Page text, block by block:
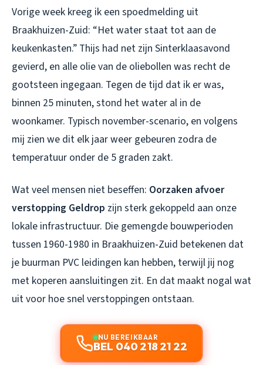
Vorige week kreeg ik een spoedmelding uit
Braakhuizen-Zuid: “Het water staat tot aan de
keukenkasten.” Thijs had net zijn Sinterklaasavond
gevierd, en alle olie van de oliebollen was recht de
gootsteen ingegaan. Tegen de tijd dat ik er was,
binnen 25 minuten, stond het water al in de
woonkamer. Typisch november-scenario, en volgens
mij zien we dit elk jaar weer gebeuren zodra de
temperatuur onder de 5 graden zakt.
Wat veel mensen niet beseffen: Oorzaken afvoer
verstopping Geldrop zijn sterk gekoppeld aan onze
lokale infrastructuur. Die gemengde bouwperioden
tussen 1960-1980 in Braakhuizen-Zuid betekenen dat
je buurman PVC leidingen kan hebben, terwijl jij nog
met koperen aansluitingen zit. En dat maakt nogal wat
uit voor hoe snel verstoppingen ontstaan.
NU BEREIKBAAR
BEL 040 218 21 22